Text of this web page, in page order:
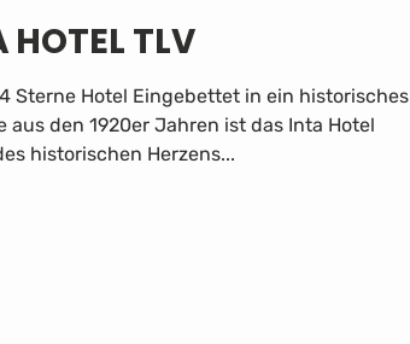
HOTEL TLV
Sterne Hotel Eingebettet in ein historisches
aus den 1920er Jahren ist das Inta Hotel
historischen Herzens...